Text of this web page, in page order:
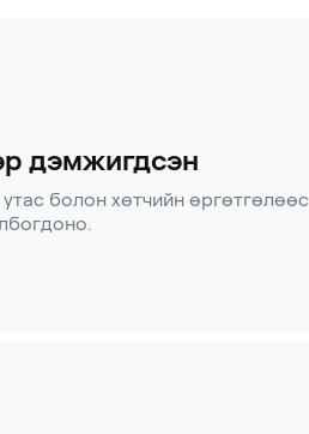
дэмжигдсэн
болон хөтчийн өргөтгөлөөс